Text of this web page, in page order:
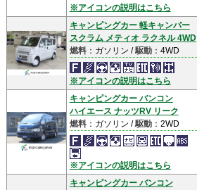
※アイコンの説明はこちら
キャンピングカー 軽キャンパー
スクラム メティオ ラクネル 4WD
燃料：ガソリン /駆動：4WD
※アイコンの説明はこちら
キャンピングカー バンコン
ハイエース ナッツRV リーク
燃料：ガソリン /駆動：2WD
※アイコンの説明はこちら
キャンピングカー バンコン